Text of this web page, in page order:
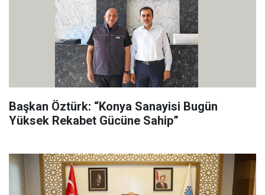
Başkan Öztürk: “Konya Sanayisi Bugün
Yüksek Rekabet Gücüne Sahip”